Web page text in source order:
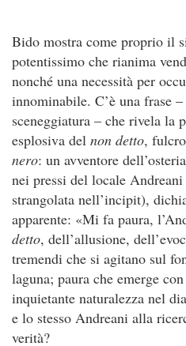
Bido mostra come proprio il
potentissimo che rianima
nonché una necessità per
innominabile. C’è una frase
sceneggiatura – che rivela la
esplosiva del non detto,
nero: un avventore
nei pressi del locale
strangolata nell’incipit),
apparente: «Mi fa paura,
detto, dell’allusione,
tremendi che si agitano sul
laguna; paura che emerge
inquietante naturalezza nel
e lo stesso Andreani alla
verità?